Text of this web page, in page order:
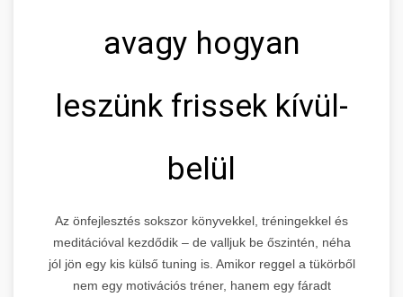
avagy hogyan
leszünk frissek kívül-
belül
Az önfejlesztés sokszor könyvekkel, tréningekkel és
meditációval kezdődik – de valljuk be őszintén, néha
jól jön egy kis külső tuning is. Amikor reggel a tükörből
nem egy motivációs tréner, hanem egy fáradt